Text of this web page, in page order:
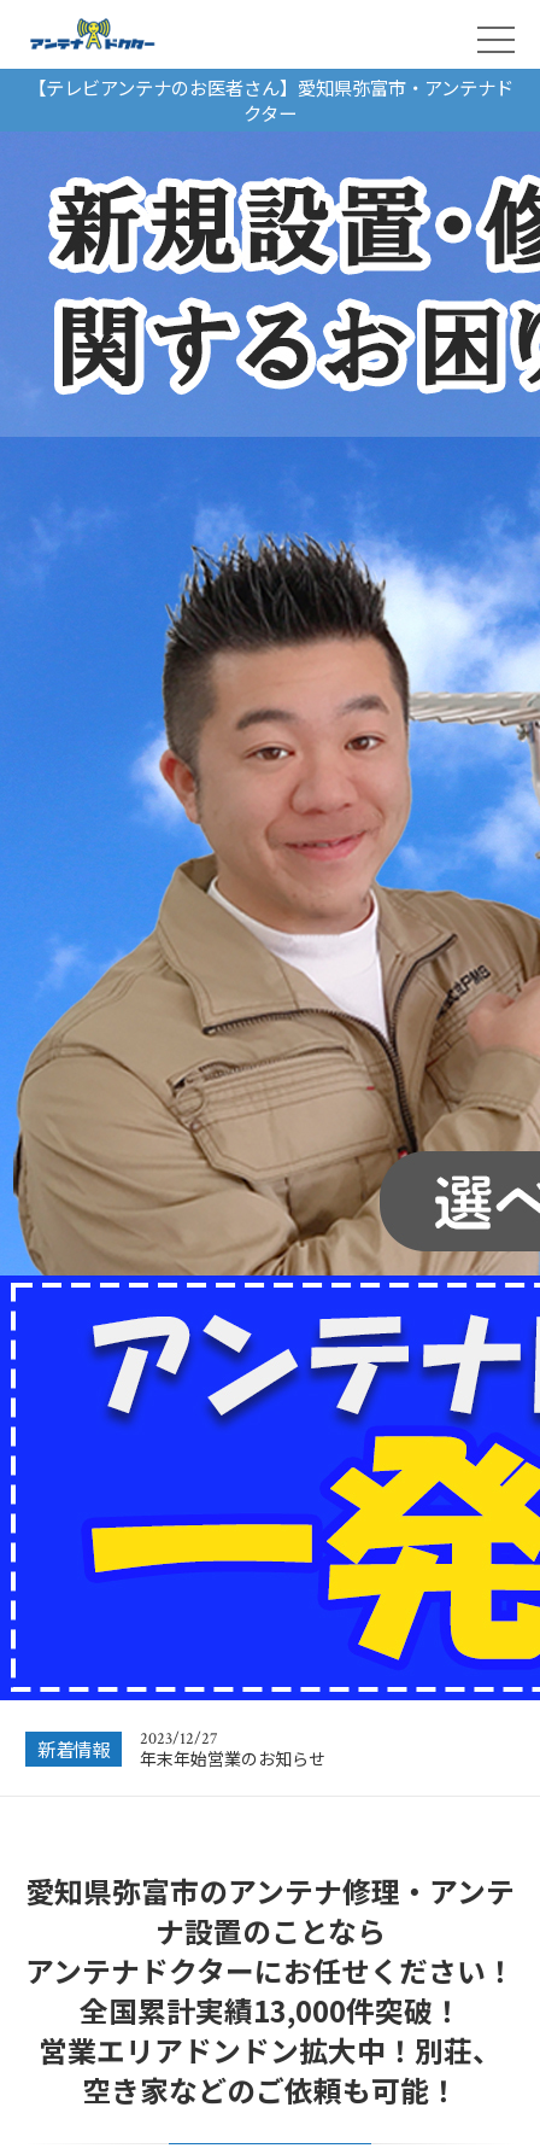
【テレビアンテナのお医者さん】愛知県弥富市・アンテナド
クター
新着情報
フリーボイス（0120番号）への発信につきまし
年末年始休業のお知らせ
対応エリアを拡大いたしました！
2023/12/27
年末年始営業のお知らせ
2022/07/04
フリーボイス（0120番号）への発信につきまし
2024/12/28
年末年始休業のお知らせ
愛知県弥富市のアンテナ修理・アンテ
ナ設置のことなら
アンテナドクターにお任せください！
全国累計実績13,000件突破！
営業エリアドンドン拡大中！別荘、
空き家などのご依頼も可能！